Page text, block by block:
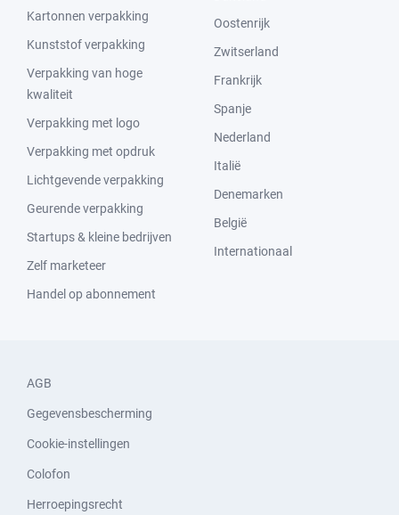
Kartonnen verpakking
Kunststof verpakking
Verpakking van hoge
kwaliteit
Verpakking met logo
Verpakking met opdruk
Lichtgevende verpakking
Geurende verpakking
Startups & kleine bedrijven
Zelf marketeer
Handel op abonnement
Oostenrijk
Zwitserland
Frankrijk
Spanje
Nederland
Italië
Denemarken
België
Internationaal
AGB
Gegevensbescherming
Cookie-instellingen
Colofon
Herroepingsrecht